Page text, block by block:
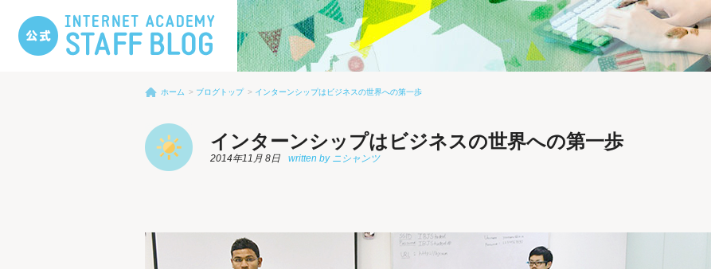
ホーム ブログトップ インターンシップはビジネスの世界への第一歩
インターンシップはビジネスの世界への第一歩
2014年11月 8日